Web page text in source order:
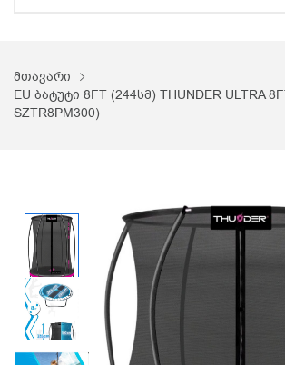
მთავარი
EU ბატუტი 8FT (244სმ) THUNDER ULTRA
SZTR8PM300)